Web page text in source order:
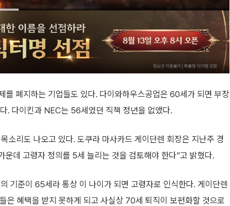
를 폐지하는 기업들도 있다. 다이와하우스공업은 60세가 되면 부장
. 다이킨과 NEC는 56세였던 직책 정년을 없앴다.
소리도 나오고 있다. 도쿠라 마사카드 게이단렌 회장은 지난주 경
데 고령자 정의를 5세 늘리는 것을 검토해야 한다”고 밝혔다.
기준이 65세라 통상 이 나이가 되면 고령자로 인식한다. 게이단렌
혜택을 받지 못하게 되고 사실상 70세 퇴직이 보편화할 것으로